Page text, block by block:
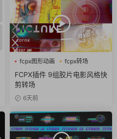
fcpx图形动画
fcpx转场
噪点
FCPX插件 9组胶片电影风格快
剪转场
6天前